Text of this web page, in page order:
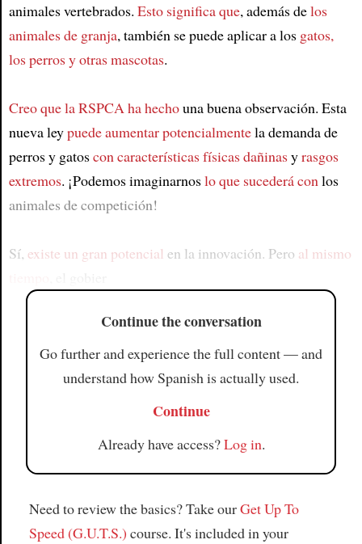
animales vertebrados. Esto significa que, además delos
animales de granja, también se puede aplicar a los gatos,
los perros y otras mascotas.
Creo que la RSPCA ha hechouna buena observación. Esta
nueva leypuede aumentar potencialmentela demanda de
perros y gatoscon características físicas dañinasyrasgos
extremos. ¡Podemos imaginarnoslo que sucederá conlos
animales de competición!
Sí, existe un gran potencial en la innovación. Pero al mismo
Continue the conversation
Go further and experience the full content — and
understand how Spanish is actually used.
Continue
Already have access?Log in.
Need to review the basics? Take ourGet Up To
Speed (G.U.T.S.) course. It's included in your